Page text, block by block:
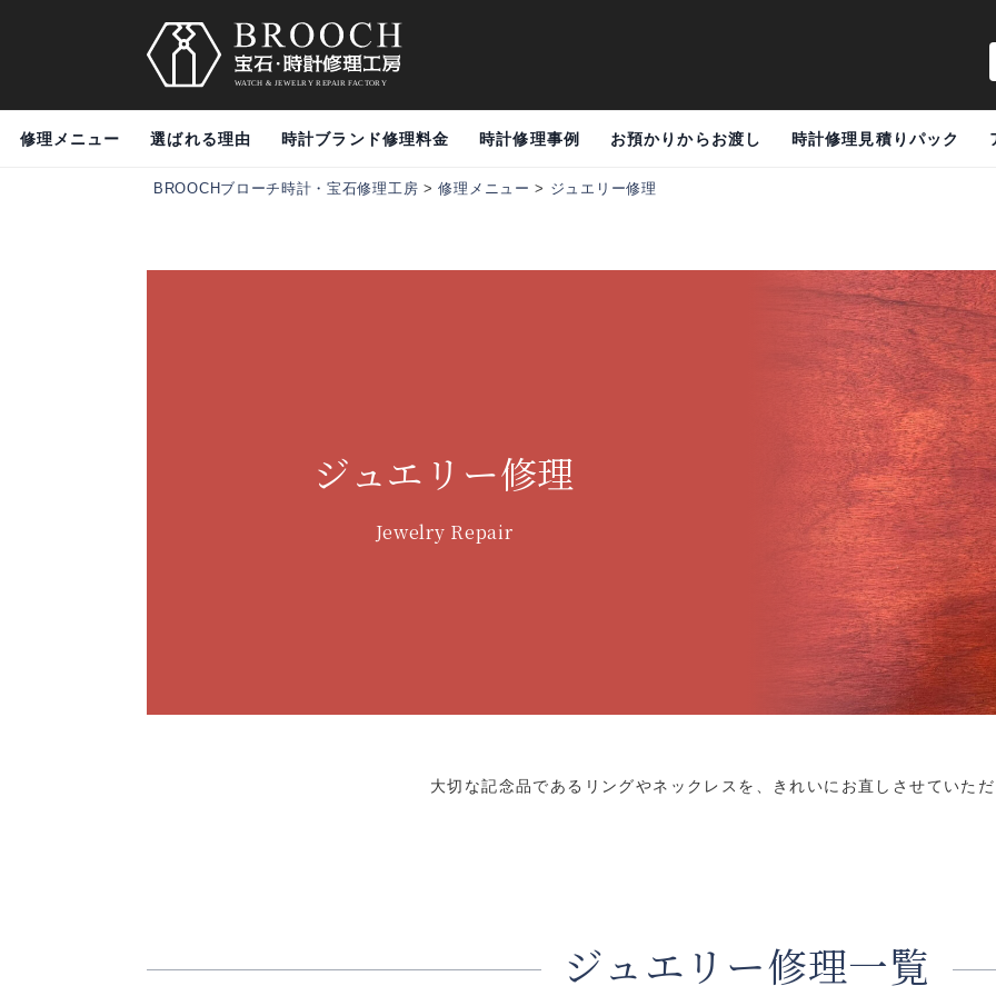
修理メニュー 選ばれる理由 時計ブランド修理料金 時計修理事例 お預かりからお渡し 時計修理見積りパック
BROOCHブローチ時計・宝石修理工房 >修理メニュー > ジュエリー修理
ジュエリー修理
Jewelry Repair
大切な記念品であるリングやネックレスを、きれいにお直しさせていた
ジュエリー修理一覧